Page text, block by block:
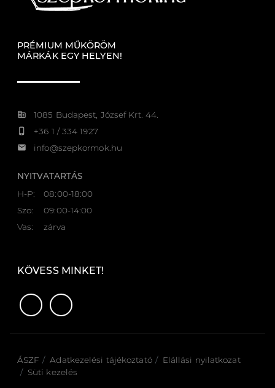
PRÉMIUM MŰKÖRÖM
MÁRKÁK EGY HELYEN!
corporate_fare 1085 Budapest, József Krt. 44.
phone_iphone +36 1 / 334 1927
email info@szepkormok.hu
NYITVATARTÁS
H-P:
08:00-18:00
Szo:
09:00-14:00
Vas:
zárva
KÖVESS MINKET!
ÁSZF Adatkezelési tájékoztató
Elállási nyilatkozat
Süti kezelés